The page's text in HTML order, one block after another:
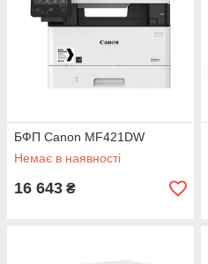
БФП Canon MF421DW
Немає в наявності
16 643 ₴